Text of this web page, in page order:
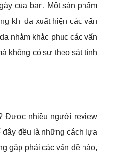
của bạn. Một sản phẩm
khi da xuất hiện các vấn
nhằm khắc phục các vấn
không có sự theo sát tình
Được nhiều người review
đều là những cách lựa
gặp phải các vấn đề nào,